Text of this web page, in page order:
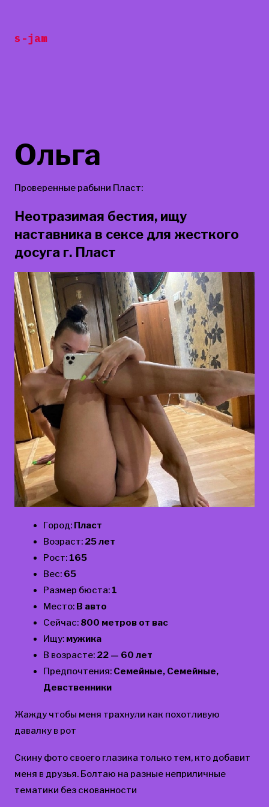
содержанию
s-jam
Ольга
Проверенные рабыни Пласт:
Неотразимая бестия, ищу
наставника в сексе для жесткого
досуга г. Пласт
Город: Пласт
Возраст: 25 лет
Рост: 165
Вес: 65
Размер бюста: 1
Место: В авто
Сейчас: 800 метров от вас
Ищу: мужика
В возрасте: 22 — 60 лет
Предпочтения: Семейные, Семейные,
Девственники
Жажду чтобы меня трахнули как похотливую
давалку в рот
Скину фото своего глазика только тем, кто добавит
меня в друзья. Болтаю на разные неприличные
тематики без скованности